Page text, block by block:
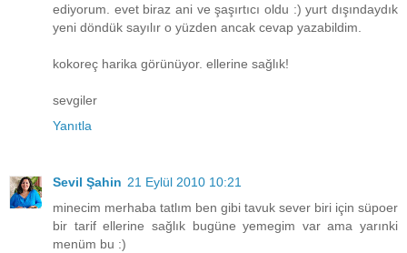
ediyorum. evet biraz ani ve şaşırtıcı oldu :) yurt dışındaydık
yeni döndük sayılır o yüzden ancak cevap yazabildim.
kokoreç harika görünüyor. ellerine sağlık!
sevgiler
Yanıtla
Sevil Şahin 21 Eylül 2010 10:21
minecim merhaba tatlım ben gibi tavuk sever biri için süpoer
bir tarif ellerine sağlık bugüne yemegim var ama yarınki
menüm bu :)